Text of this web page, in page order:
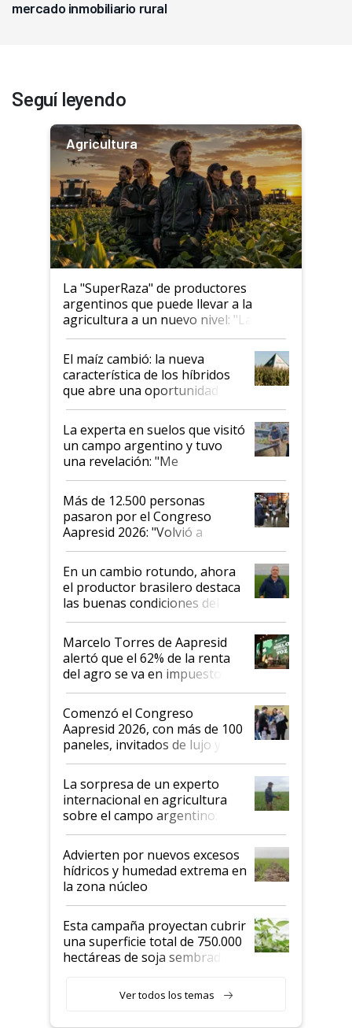
mercado inmobiliario rural
Seguí leyendo
Agricultura
La "SuperRaza" de productores
argentinos que puede llevar a la
agricultura a un nuevo nivel: "Las
posibilidades de crecimiento son
infinitas"
El maíz cambió: la nueva
característica de los híbridos
que abre una oportunidad en
el lote
La experta en suelos que visitó
un campo argentino y tuvo
una revelación: "Me
impresionó mucho"
Más de 12.500 personas
pasaron por el Congreso
Aapresid 2026: "Volvió a
demostrar que hablar del
suelo es hablar de todo el
sistema productivo"
En un cambio rotundo, ahora
el productor brasilero destaca
las buenas condiciones del
agro argentino para invertir:
"Los veo más motivados"
Marcelo Torres de Aapresid
alertó que el 62% de la renta
del agro se va en impuestos:
"No es bueno que en
Argentina se sigan discutiendo
las mismas cosas de hace 50
años"
Comenzó el Congreso
Aapresid 2026, con más de 100
paneles, invitados de lujo y
todas las tendencias
La sorpresa de un experto
internacional en agricultura
sobre el campo argentino:
"Estoy muy impresionado"
Advierten por nuevos excesos
hídricos y humedad extrema en
la zona núcleo
Esta campaña proyectan cubrir
una superficie total de 750.000
hectáreas de soja sembradas
variedades que marcan un
salto tecnológico en genética y
Ver todos los temas